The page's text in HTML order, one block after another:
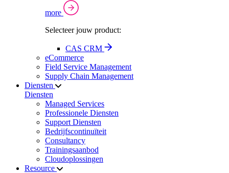
more
Selecteer jouw product:
CAS CRM
eCommerce
Field Service Management
Supply Chain Management
Diensten
Diensten
Managed Services
Professionele Diensten
Support Diensten
Bedrijfscontinuïteit
Consultancy
Trainingsaanbod
Cloudoplossingen
Resource